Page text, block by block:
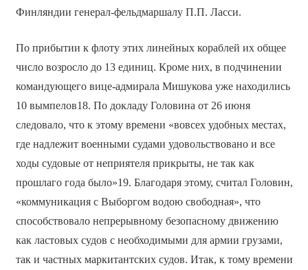
Финляндии генерал-фельдмаршалу П.П. Ласси.
По прибытии к флоту этих линейных кораблей их общее
число возросло до 13 единиц. Кроме них, в подчинении
командующего вице-адмирала Мишукова уже находились
10 вымпелов18. По докладу Головина от 26 июня
следовало, что к этому времени «вовсех удобных местах,
где надлежит военными судами удовольствовано и все
ходы судовые от неприятеля прикрыты, не так как
прошлаго года было»19. Благодаря этому, считал Головин,
«коммуникация с Выборгом водою свободная», что
способствовало непрерывному безопасному движению
как ластовых судов с необходимыми для армии грузами,
так и частных маркитантских судов. Итак, к тому времени